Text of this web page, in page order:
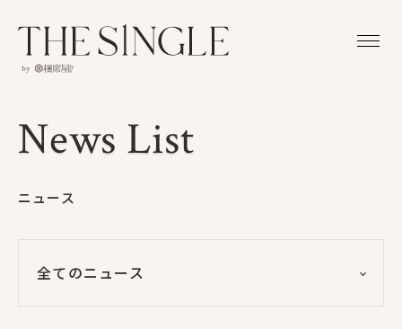
News List
News List
ニュース
全てのニュース